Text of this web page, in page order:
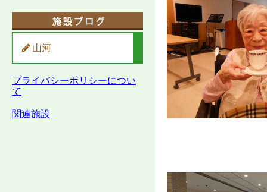
山河
プライバシーポリシーについ
て
関連施設